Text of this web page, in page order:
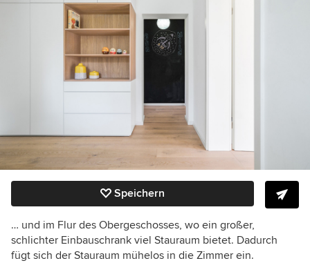
Speichern
… und im Flur des Obergeschosses, wo ein großer,
schlichter Einbauschrank viel Stauraum bietet. Dadurch
fügt sich der Stauraum mühelos in die Zimmer ein.